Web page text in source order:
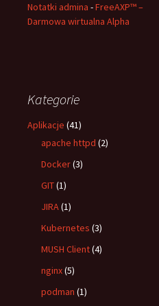
Notatki admina -FreeAXP™ –
Darmowa wirtualna Alpha
Kategorie
Aplikacje (41)
apache httpd (2)
Docker(3)
GIT(1)
JIRA(1)
Kubernetes (3)
MUSH Client(4)
nginx(5)
podman (1)